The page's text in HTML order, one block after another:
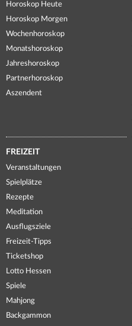
Horoskop Heute
Horoskop Morgen
Wochenhoroskop
Monatshoroskop
Jahreshoroskop
Partnerhoroskop
Aszendent
FREIZEIT
Veranstaltungen
Spielplätze
Rezepte
Meditation
Ausflugsziele
Freizeit-Tipps
Ticketshop
Lotto Hessen
Spiele
Mahjong
Backgammon